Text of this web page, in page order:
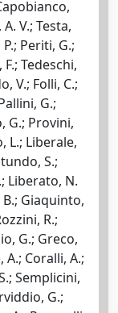
V.; Testa,
Periti, G.;
Tedeschi,
V.; Folli, C.;
G.;
G.; Provini,
L.; Liberale,
S.;
Liberato, N.
B.; Giaquinto,
R.;
G.; Greco,
A.; Coralli, A.;
Semplicini,
G.;